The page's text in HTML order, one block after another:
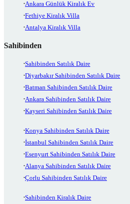
Ankara Günlük Kiralık Ev
Fethiye Kiralık Villa
Antalya Kiralık Villa
Sahibinden
Sahibinden Satılık Daire
Diyarbakır Sahibinden Satılık Daire
Batman Sahibinden Satılık Daire
Ankara Sahibinden Satılık Daire
Kayseri Sahibinden Satılık Daire
Konya Sahibinden Satılık Daire
İstanbul Sahibinden Satılık Daire
Esenyurt Sahibinden Satılık Daire
Alanya Sahibinden Satılık Daire
Çorlu Sahibinden Satılık Daire
Sahibinden Kiralık Daire